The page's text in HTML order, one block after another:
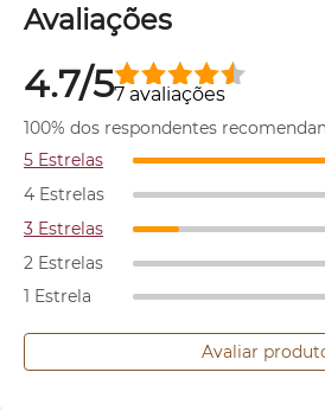
Avaliações
4.7/57 avaliações
100% dos respondentes
5 Estrelas
4 Estrelas
3 Estrelas
2 Estrelas
1 Estrela
Avaliar